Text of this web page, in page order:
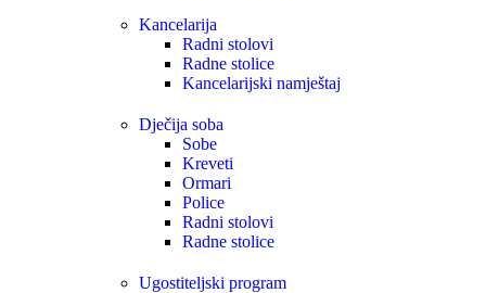
Kancelarija
Radni stolovi
Radne stolice
Kancelarijski namještaj
Dječija soba
Sobe
Kreveti
Ormari
Police
Radni stolovi
Radne stolice
Ugostiteljski program